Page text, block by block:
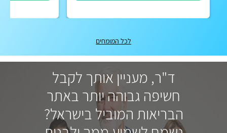
לכל המומחים
ד"ר, מעניין אותך לקבל
חשיפה גבוהה יותר באתר
הבריאות המוביל בישראל?